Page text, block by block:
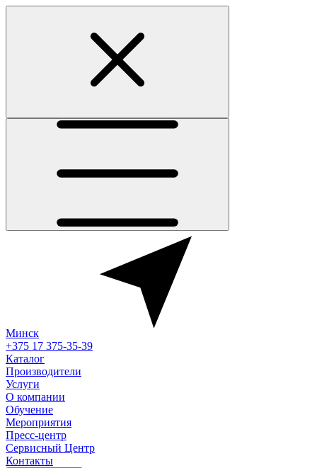
Минск
+375 17 375-35-39
Каталог
Производители
Услуги
О компании
Обучение
Мероприятия
Пресс-центр
Сервисный Центр
Контакты